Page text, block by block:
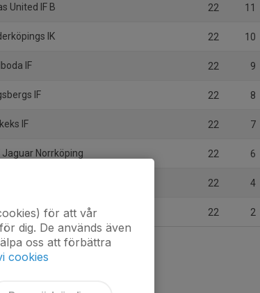
United IF B 22 11
IK 22 10
IF 22 9
IF 22 8
IF 22 7
Jaguar Norrköping 22 6
22 4
IF 22 2
för att vår
dig. De används även
oss att förbättra
cookies